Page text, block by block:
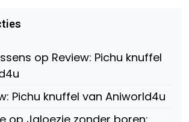
?
op Review: Pichu knuffel
Pichu knuffel van Aniworld4u